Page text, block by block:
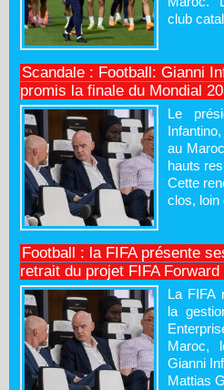
club
Scandale : Football: Gianni
promis la finale du Mondial
Le
au
hauts
Cette
clos, loin
Football : la FIFA présente
retrait du projet FIFA
La FIFA
la
Maroc,
Gianni
Mattias